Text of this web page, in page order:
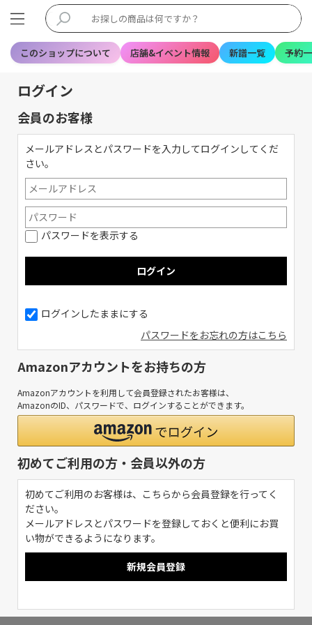
このショップについて 店舗&イベント情報 新譜一覧 予約
ログイン
会員のお客様
メールアドレスとパスワードを入力してログインしてくだ
さい。
パスワードを表示する
ログインしたままにする
パスワードをお忘れの方はこちら
Amazonアカウントをお持ちの方
Amazonアカウントを利用して会員登録されたお客様は、
AmazonのID、パスワードで、ログインすることができます。
初めてご利用の方・会員以外の方
初めてご利用のお客様は、こちらから会員登録を行ってく
ださい。
メールアドレスとパスワードを登録しておくと便利にお買
い物ができるようになります。